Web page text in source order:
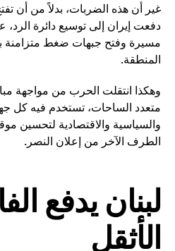
غير أن هذه الضربات، بدلاً من أن
دفعت إيران إلى توسيع دائرة
مسيرة وفتح جبهات ضغط متزامنة
المنطقة.
وهكذا انتقلت الحرب من مواجهة
متعدد الساحات، تستخدم فيه كل
والسياسية والاقتصادية لتحسين
الطرف الآخر من إعلان النصر.
لبنان يدفع
الأثقل